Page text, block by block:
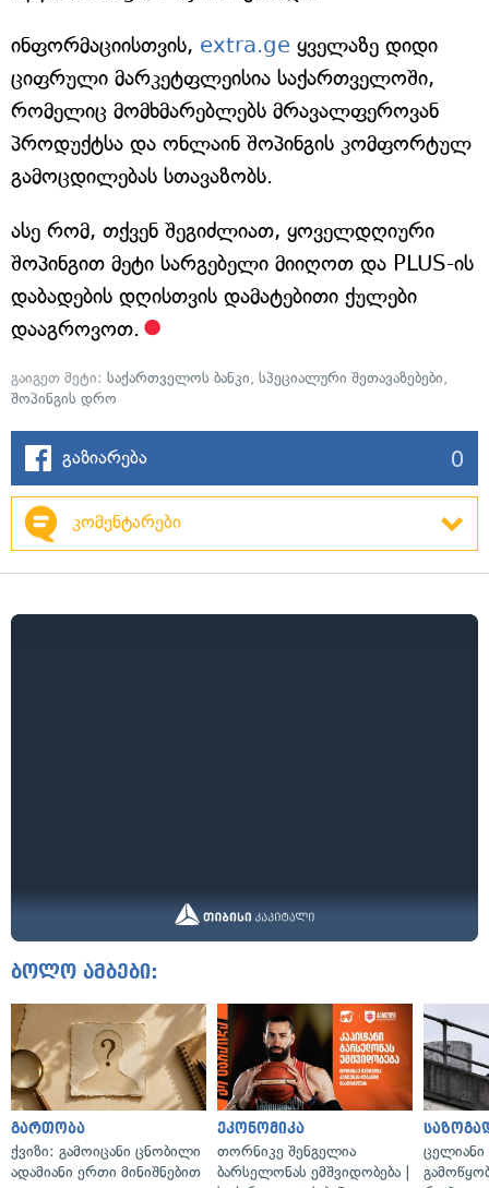
ინფორმაციისთვის, extra.ge ყველაზე დიდი
ციფრული მარკეტფლეისია საქართველოში,
რომელიც მომხმარებლებს მრავალფეროვან
პროდუქტსა და ონლაინ შოპინგის კომფორტულ
გამოცდილებას სთავაზობს.
ასე რომ, თქვენ შეგიძლიათ, ყოველდღიური
შოპინგით მეტი სარგებელი მიიღოთ და PLUS-ის
დაბადების დღისთვის დამატებითი ქულები
დააგროვოთ.
გაიგეთ მეტი: საქართველოს ბანკი, სპეციალური შეთავაზებები,
შოპინგის დრო
გაზიარება 0
კომენტარები
ბოლო ამბები:
გართობა
ქვიზი: გამოიცანი ცნობილი
ადამიანი ერთი მინიშნებით
ეკონომიკა
თორნიკე შენგელია
ბარსელონას ემშვიდობება |